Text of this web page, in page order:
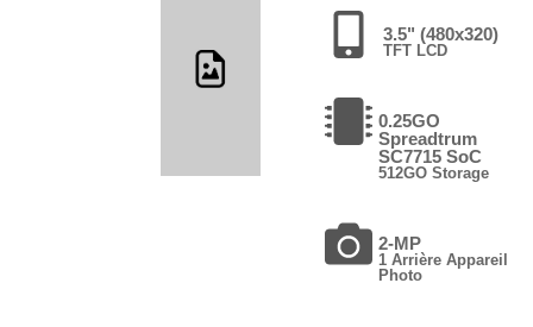
3.5" (480x320)
TFT LCD
0.25GO
Spreadtrum
SC7715 SoC
512GO Storage
2-MP
1 Arrière Appareil
Photo